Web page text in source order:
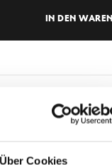
Über Cookies
IN DEN